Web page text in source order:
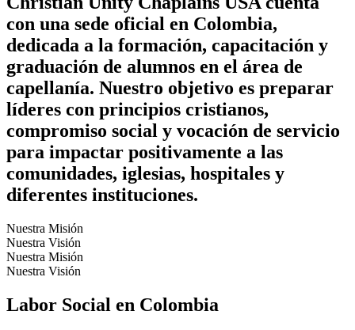
con una sede oficial en Colombia,
dedicada a la formación, capacitación y
graduación de alumnos en el área de
capellanía. Nuestro objetivo es preparar
líderes con principios cristianos,
compromiso social y vocación de servicio
para impactar positivamente a las
comunidades, iglesias, hospitales y
diferentes instituciones.
Nuestra Misión
Nuestra Visión
Nuestra Misión
Nuestra Visión
Labor Social en Colombia